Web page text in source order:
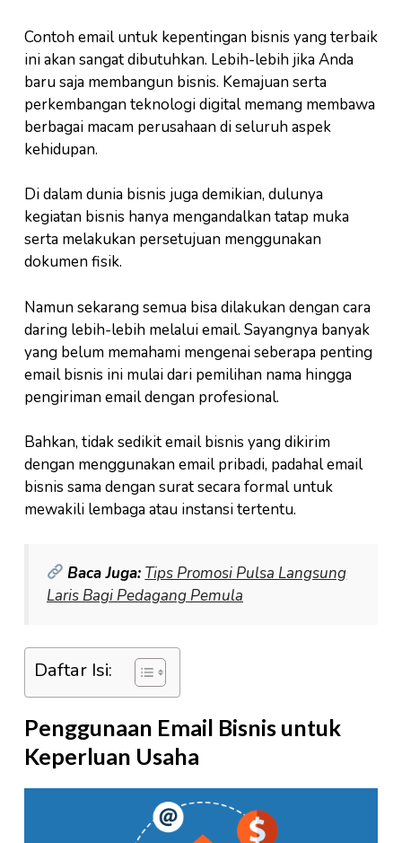
Contoh email untuk kepentingan bisnis yang terbaik
ini akan sangat dibutuhkan. Lebih-lebih jika Anda
baru saja membangun bisnis. Kemajuan serta
perkembangan teknologi digital memang membawa
berbagai macam perusahaan di seluruh aspek
kehidupan.
Di dalam dunia bisnis juga demikian, dulunya
kegiatan bisnis hanya mengandalkan tatap muka
serta melakukan persetujuan menggunakan
dokumen fisik.
Namun sekarang semua bisa dilakukan dengan cara
daring lebih-lebih melalui email. Sayangnya banyak
yang belum memahami mengenai seberapa penting
email bisnis ini mulai dari pemilihan nama hingga
pengiriman email dengan profesional.
Bahkan, tidak sedikit email bisnis yang dikirim
dengan menggunakan email pribadi, padahal email
bisnis sama dengan surat secara formal untuk
mewakili lembaga atau instansi tertentu.
Baca Juga: Tips Promosi Pulsa Langsung
Laris Bagi Pedagang Pemula
Daftar Isi:
Penggunaan Email Bisnis untuk
Keperluan Usaha